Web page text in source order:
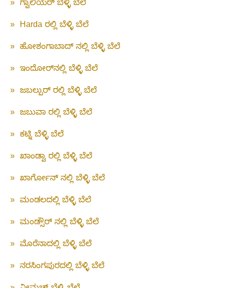
» ಗ್ವಾಲಿಯರ್ ಬೆಳ್ಳಿ ಬೆಲೆ
» Harda ರಲ್ಲಿ ಬೆಳ್ಳಿ ಬೆಲೆ
» ಹೋಶಂಗಾಬಾದ್ ನಲ್ಲಿ ಬೆಳ್ಳಿ ಬೆಲೆ
» ಇಂದೋರ್‌ನಲ್ಲಿ ಬೆಳ್ಳಿ ಬೆಲೆ
» ಜಬಲ್ಪುರ್ ರಲ್ಲಿ ಬೆಳ್ಳಿ ಬೆಲೆ
» ಜಬುವಾ ರಲ್ಲಿ ಬೆಳ್ಳಿ ಬೆಲೆ
» ಕಟ್ನಿ ಬೆಳ್ಳಿ ಬೆಲೆ
» ಖಾಂಡ್ವಾ ರಲ್ಲಿ ಬೆಳ್ಳಿ ಬೆಲೆ
» ಖಾರ್ಗೋನ್ ನಲ್ಲಿ ಬೆಳ್ಳಿ ಬೆಲೆ
» ಮಂಡಲದಲ್ಲಿ ಬೆಳ್ಳಿ ಬೆಲೆ
» ಮಂಡ್ಸೌರ್ ನಲ್ಲಿ ಬೆಳ್ಳಿ ಬೆಲೆ
» ಮೊರೆನಾದಲ್ಲಿ ಬೆಳ್ಳಿ ಬೆಲೆ
» ನರಸಿಂಗಪುರದಲ್ಲಿ ಬೆಳ್ಳಿ ಬೆಲೆ